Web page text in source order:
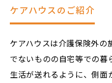
ケアハウスのご紹介
ケアハウスは介護保険外の
でないものの自宅等での暮
生活が送れるように、側面